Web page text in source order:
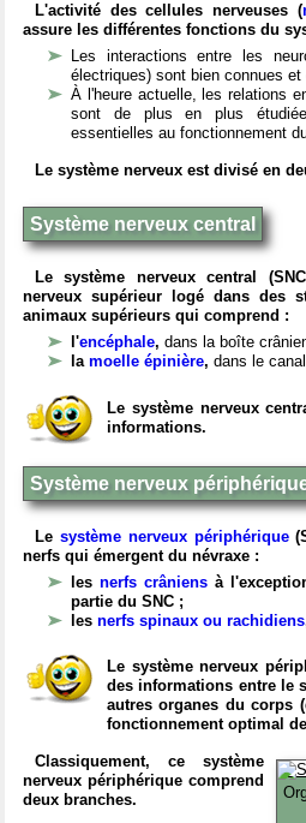
L'activité des cellules nerveuses (
assure les différentes fonctions du
Les interactions entre les
électriques) sont bien connues
À l'heure actuelle, les relations
sont de plus en plus
essentielles au fonctionnement
Le système nerveux est divisé en
Système nerveux central
Le système nerveux central
nerveux supérieur logé dans des
animaux supérieurs qui comprend :
l'encéphale, dans la boîte
la moelle épinière, dans le
Le système nerveux
informations.
Système nerveux
Le système nerveux périphérique
nerfs qui émergent du névraxe :
les nerfs crâniens à
partie du SNC ;
les nerfs spinaux ou rachidiens
Le système nerveux
des informations entre le
autres organes du corps
fonctionnement optimal
Classiquement, ce système
nerveux périphérique comprend
deux branches.